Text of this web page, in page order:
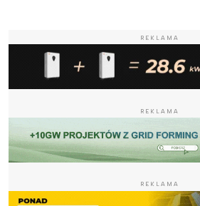
REKLAMA
REKLAMA
REKLAMA